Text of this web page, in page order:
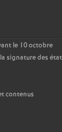
le 10 octobre
signature des
contenus